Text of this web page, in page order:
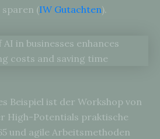
(IW Gutachten).
Beispiel ist der Workshop von
High-Potentials praktische
und agile Arbeitsmethoden